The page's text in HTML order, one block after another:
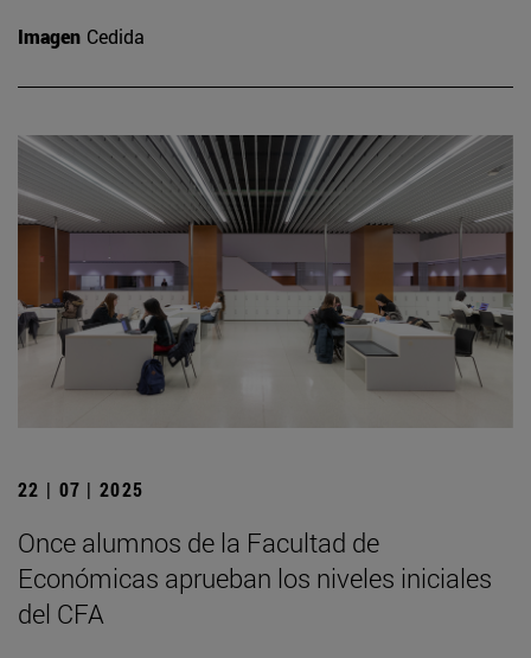
Imagen Cedida
22 | 07 | 2025
Once alumnos de la Facultad de
Económicas aprueban los niveles iniciales
del CFA